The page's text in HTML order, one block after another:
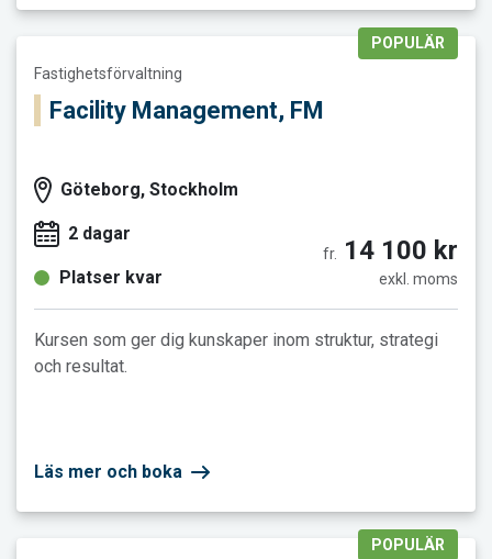
POPULÄR
Fastighetsförvaltning
Facility Management, FM
Göteborg, Stockholm
2 dagar
Platser kvar
fr. 14 100 kr
exkl. moms
Kursen som ger dig kunskaper inom struktur, strategi
och resultat.
Läs mer och boka
Läs mer och boka Fastighetsekonomi -
POPULÄR